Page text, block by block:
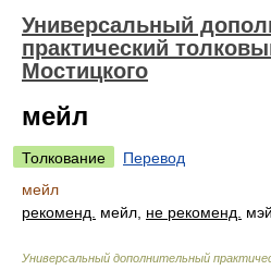
Универсальный
практический
Мостицкого
мейл
Толкование
Перевод
мейл
рекоменд.
мейл, не рекоменд.
Универсальный дополнительный